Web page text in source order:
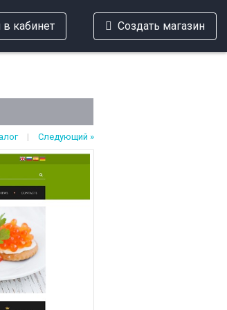
в кабинет Создать магазин
| Следующий »